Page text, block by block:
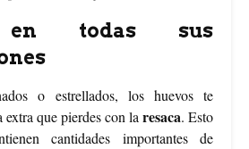
en todas sus
o estrellados, los huevos te
extra que pierdes con la resaca. Esto
cantidades importantes de